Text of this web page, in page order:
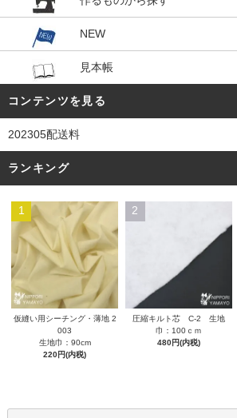
NEW
見本帳
コンテンツを見る
202305配送料
ランキング
1
仮縫い用シーチング・薄地 2
003
生地巾：90cm
220円(内税)
2
圧縮キルト芯 C-2 生地
巾：100ｃｍ
480円(内税)